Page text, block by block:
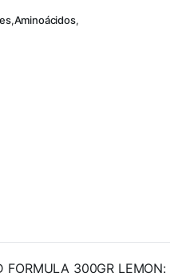
,Aminoácidos,
FORMULA 300GR LEMON: